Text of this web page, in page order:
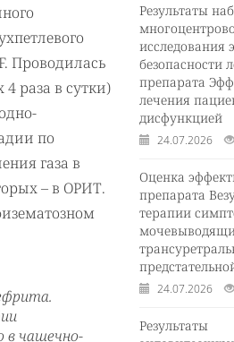
Проводилась
раза в сутки)
по
газа в
– в ОРИТ.
в чашечно-
Результаты
исследования
безопасности
препарата
лечения
дисфункцией
24.07.2026
Оценка
препарата
терапии
24.07.2026
Результаты